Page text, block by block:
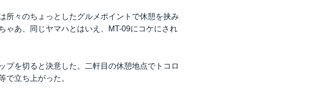
所々のちょっとしたグルメポイントで休憩を挟み
ゃあ、同じヤマハとはいえ、MT-09にコケにされ
プを切ると決意した。二軒目の休憩地点でトコロ
で立ち上がった。